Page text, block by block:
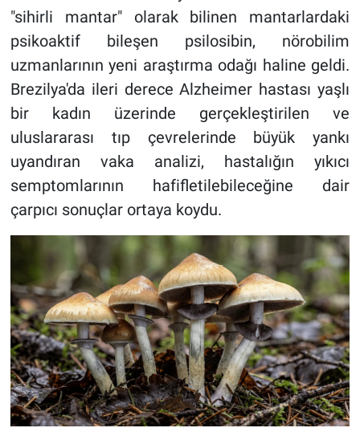
"sihirli mantar" olarak bilinen mantarlardaki
psikoaktif bileşen psilosibin, nörobilim
uzmanlarının yeni araştırma odağı haline geldi.
Brezilya'da ileri derece Alzheimer hastası yaşlı
bir kadın üzerinde gerçekleştirilen ve
uluslararası tıp çevrelerinde büyük yankı
uyandıran vaka analizi, hastalığın yıkıcı
semptomlarının hafifletilebileceğine dair
çarpıcı sonuçlar ortaya koydu.